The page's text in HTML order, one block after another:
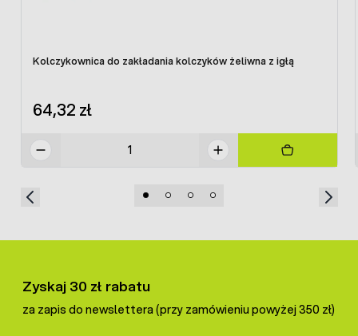
Kolczykownica do zakładania kolczyków żeliwna z igłą
64,32 zł
Zyskaj 30 zł rabatu
za zapis do newslettera (przy zamówieniu powyżej 350 zł)